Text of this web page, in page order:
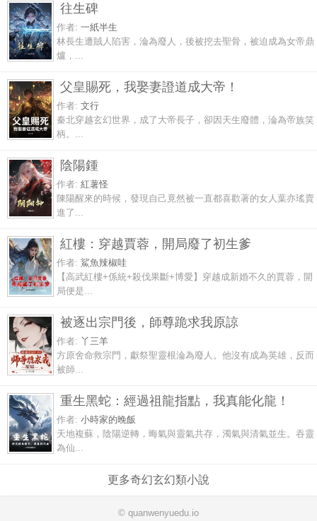
往生碑
作者: 一紙半生
林長生遭賊人陷害，淪為廢人，後被挖去聖骨，被迫成為女帝鼎
爐，...
父皇賜死，我娶妻證道成大帝！
作者: 文行
秦北穿越玄幻世界，成了大帝長子，卻因天生廢體，淪為帝族笑
柄。...
陰陽鍾
作者: 紅薯怪
陳陽醒來的時候，發現自己竟然被一直都喜歡著的女人葉亦瑤賣
進了...
紅樓：穿越賈蓉，開局廢了初生爹
作者: 鯊魚辣椒哇
【高武紅樓+係統+殺伐果斷+博愛】穿越成新婚不久的賈蓉，開
局便是...
被逐出宗門後，師尊跪求我原諒
作者: 丫三羊
方原舍命救宗門，獻祭聖靈根淪為廢人。他沒有成為英雄，反而
被師...
重生黑蛇：經過祖龍指點，我真能化龍！
作者: 小時家的晚飯
天地複蘇，陰陽逆轉，晦氣與靈氣共存，濁氣與清氣並生。吞靈
為仙...
更多奇幻玄幻類小說
© quanwenyuedu.io